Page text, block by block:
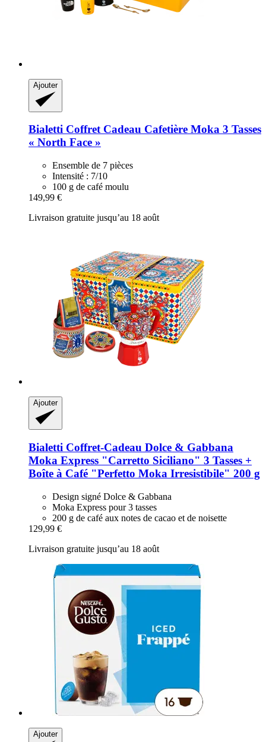
Ajouter
Bialetti Coffret Cadeau Cafetière Moka 3 Tasses
« North Face »
Ensemble de 7 pièces
Intensité : 7/10
100 g de café moulu
149,99 €
Livraison gratuite jusqu’au 18 août
Ajouter
Bialetti Coffret-​Cadeau Dolce & Gabbana
Moka Express "Carretto Siciliano" 3 Tasses +
Boîte à Café "Perfetto Moka Irresistibile" 200 g
Design signé Dolce & Gabbana
Moka Express pour 3 tasses
200 g de café aux notes de cacao et de noisette
129,99 €
Livraison gratuite jusqu’au 18 août
Ajouter